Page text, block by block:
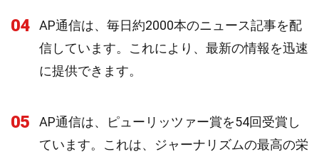
04
AP通信は、毎日約2000本のニュース記事を配
信しています。これにより、最新の情報を迅速
に提供できます。
05
AP通信は、ピューリッツァー賞を54回受賞し
ています。これは、ジャーナリズムの最高の栄